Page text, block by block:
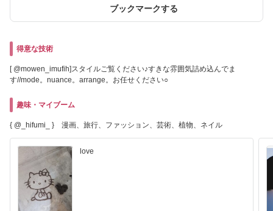
ブックマークする
得意な技術
[ @mowen_imufih]スタイルご覧ください♪すきな雰囲気詰め込んでま
す//mode。nuance。arrange。お任せください○
趣味・マイブーム
{ @_hifumi_ } 漫画、旅行、ファッション、芸術、植物、ネイル
love